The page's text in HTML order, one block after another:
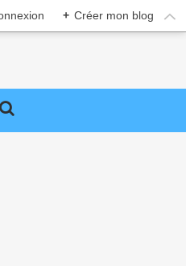
+ Créer mon blog